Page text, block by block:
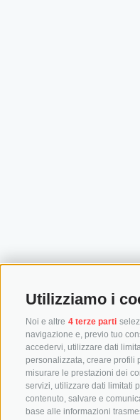
Utilizziamo i
Noi e altre 4 terze parti
navigazione e, previo tuo
accedervi, utilizzare dati
personalizzata, creare profili
misurare le prestazioni dei
servizi, utilizzare dati limitati
contenuto, salvare e
base alle informazioni